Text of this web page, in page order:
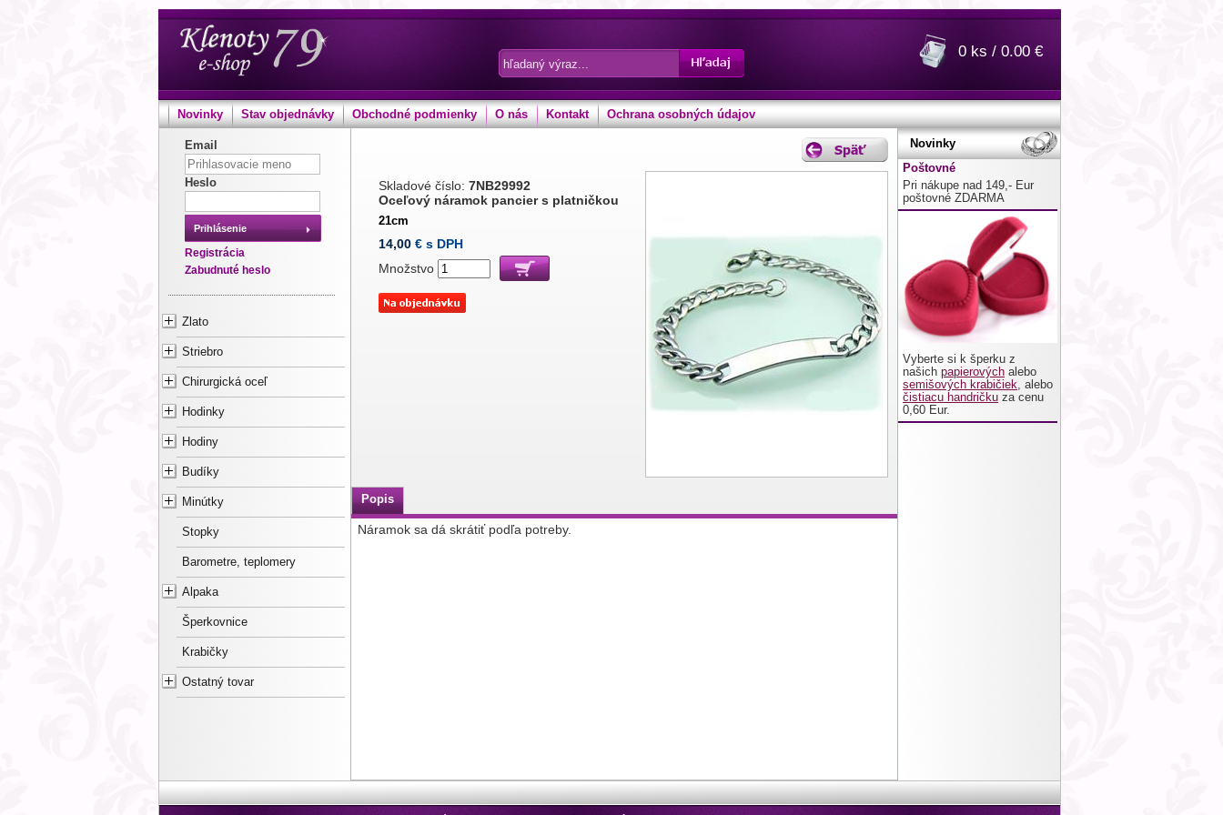
0 ks / 0.00 €
Novinky Stav objednávky Obchodné podmienky O nás Kontakt Ochrana osobných údajov
Email
Heslo
Prihlásenie
Registrácia
Zabudnuté heslo
Zlato
Striebro
Chirurgická oceľ
Hodinky
Hodiny
Budíky
Minútky
Stopky
Barometre, teplomery
Alpaka
Šperkovnice
Krabičky
Ostatný tovar
Skladové číslo: 7NB29992
Oceľový náramok pancier s platničkou
21cm
14,00 € s DPH
Množstvo
Popis
Náramok sa dá skrátiť podľa potreby.
Novinky
Poštovné
Pri nákupe nad 149,- Eur
poštovné ZDARMA
Vyberte si k šperku z
našich papierových alebo
semišových krabičiek, alebo
čistiacu handričku za cenu
0,60 Eur.